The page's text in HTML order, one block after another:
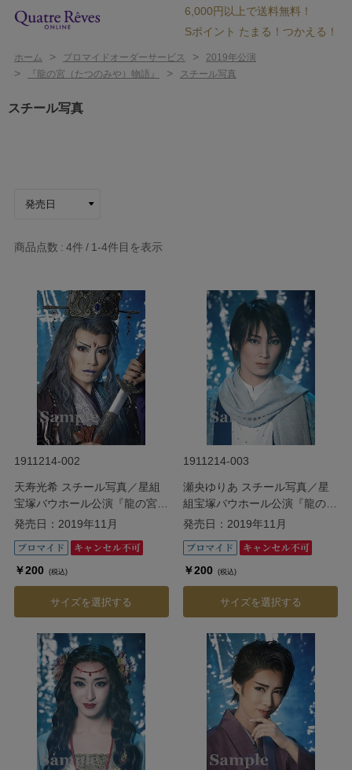
6,000円以上で送料無料！
Sポイント たまる！つかえる！
ホーム > ブロマイドオーダーサービス > 2019年公演
> 『龍の宮（たつのみや）物語』 > スチール写真
スチール写真
商品点数 4件 1-4件目を表示
1911214-002
天寿光希 スチール写真／星組
宝塚バウホール公演『龍の宮
（たつのみや）物語』
発売日：2019年11月
￥200 (税込)
サイズを選択する
1911214-003
瀬央ゆりあ スチール写真／星
組宝塚バウホール公演『龍の宮
（たつのみや）物語』
発売日：2019年11月
￥200 (税込)
サイズを選択する